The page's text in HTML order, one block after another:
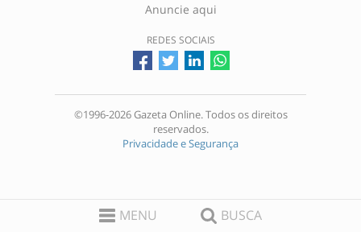
MENU BUSCA
Anuncie aqui
REDES SOCIAIS
©1996-2026 Gazeta Online. Todos os direitos
reservados.
Privacidade e Segurança